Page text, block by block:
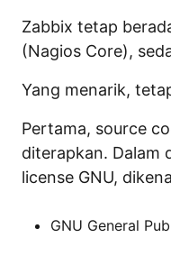
n
Zabbix tetap
(Nagios Core),
Yang menarik,
Pertama, source
diterapkan. Dalam
license GNU,
GNU General